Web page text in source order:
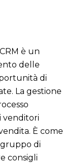
è un
delle
di
La gestione
venditori
È come
di
consigli